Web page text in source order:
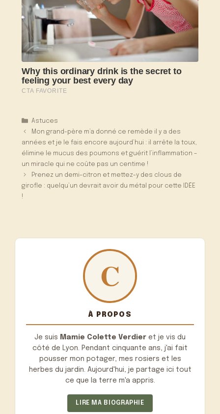
Catégories
Astuces
Mon grand-père m’a donné ce remède il y a des
années et je le fais encore aujourd’hui : il arrête la toux,
élimine le mucus des poumons et guérit l’inflammation –
un miracle qui ne coûte pas un centime !
Prenez un demi-citron et mettez-y des clous de
girofle : quelqu’un devrait avoir du métal pour cette IDÉE
!
À PROPOS
Je suis Mamie Colette Verdier et je vis du
côté de Lyon. Pendant cinquante ans, j'ai fait
pousser mon potager, mes rosiers et les
herbes du jardin. Aujourd'hui, je partage ici tout
ce que la terre m'a appris.
LIRE MA BIOGRAPHIE